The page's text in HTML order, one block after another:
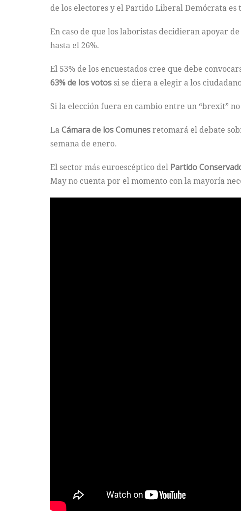
de los electores y el Partido Liberal Demócrata es
En caso de que los laboristas decidieran apoyar
hasta el 26%.
El 53% de los encuestados cree que debe
63% de los votossi se diera a elegir a los
Si la elección fuera en cambio entre un “brexit”
LaCámara de los Comunesretomará el debate
semana de enero.
El sector más euroescéptico del Partido
May no cuenta por el momento con la mayoría